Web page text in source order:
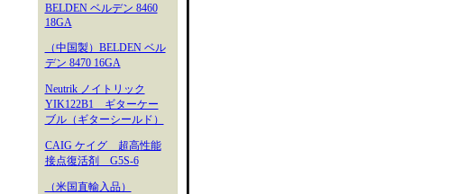
BELDEN ベルデン 8460
18GA
（中国製）BELDEN ベル
デン 8470 16GA
Neutrik ノイトリック
YIK122B1 ギターケー
ブル（ギターシールド）
CAIG ケイグ 超高性能
接点復活剤 G5S-6
（米国直輸入品）